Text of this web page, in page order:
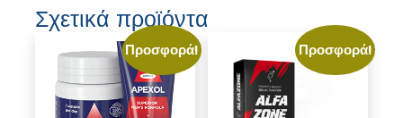
Σχετικά προϊόντα
Προσφορά! Προσφορά!